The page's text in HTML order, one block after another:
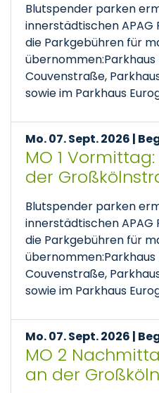
Blutspender parken
innerstädtischen
die Parkgebühren für
übernommen:Parkhaus
Couvenstraße,
sowie im Parkhaus
Mo. 07. Sept. 2026 |
MO 1
der
Blutspender parken
innerstädtischen
die Parkgebühren für
übernommen:Parkhaus
Couvenstraße,
sowie im Parkhaus
Mo. 07. Sept. 2026 |
MO 2
an der